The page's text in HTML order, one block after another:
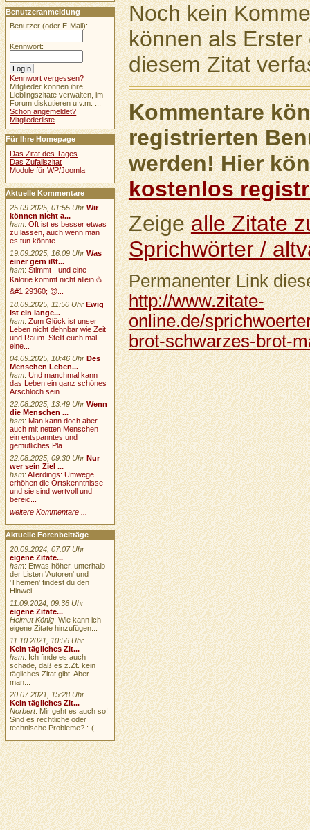
Noch kein
können als
diesem Zitat
Kommentare
registrierten
werden! Hier
kostenlos
Zeigealle Zitate
Sprichwörter /
Permanenter Link
http://www.zitate-
online.de/
brot-schwarzes-brot-
Benutzeranmeldung
Benutzer (oder E-Mail):
Kennwort:
Kennwort vergessen?
Mitglieder können ihre
Lieblingszitate verwalten, im
Forum diskutieren u.v.m. ...
Schon angemeldet?
Mitgliederliste
Für Ihre Homepage
Das Zitat des Tages
Das Zufallszitat
Module für WP/Joomla
Aktuelle Kommentare
25.09.2025, 01:55 Uhr Wir
können nicht a...
hsm:Oft ist es besser etwas
zu lassen, auch wenn man
es tun könnte....
19.09.2025, 16:09 Uhr Was
einer gern ißt...
hsm:Stimmt - und eine
Kalorie kommt nicht allein.☕
&#1 29360; 🙃...
18.09.2025, 11:50 Uhr Ewig
ist ein lange...
hsm:Zum Glück ist unser
Leben nicht dehnbar wie Zeit
und Raum. Stellt euch mal
eine...
04.09.2025, 10:46 Uhr Des
Menschen Leben...
hsm:Und manchmal kann
das Leben ein ganz schönes
Arschloch sein....
22.08.2025, 13:49 Uhr Wenn
die Menschen ...
hsm:Man kann doch aber
auch mit netten Menschen
ein entspanntes und
gemütliches Pla...
22.08.2025, 09:30 Uhr Nur
wer sein Ziel ...
hsm:Allerdings: Umwege
erhöhen die Ortskenntnisse -
und sie sind wertvoll und
bereic...
weitere Kommentare ...
Aktuelle Forenbeiträge
20.09.2024, 07:07 Uhr
eigene Zitate...
hsm: Etwas höher, unterhalb
der Listen 'Autoren' und
'Themen' findest du den
Hinwei...
11.09.2024, 09:36 Uhr
eigene Zitate...
Helmut König: Wie kann ich
eigene Zitate hinzufügen...
11.10.2021, 10:56 Uhr
Kein tägliches Zit...
hsm: Ich finde es auch
schade, daß es z.Zt. kein
tägliches Zitat gibt. Aber
man...
20.07.2021, 15:28 Uhr
Kein tägliches Zit...
Norbert: Mir geht es auch so!
Sind es rechtliche oder
technische Probleme? :-(...